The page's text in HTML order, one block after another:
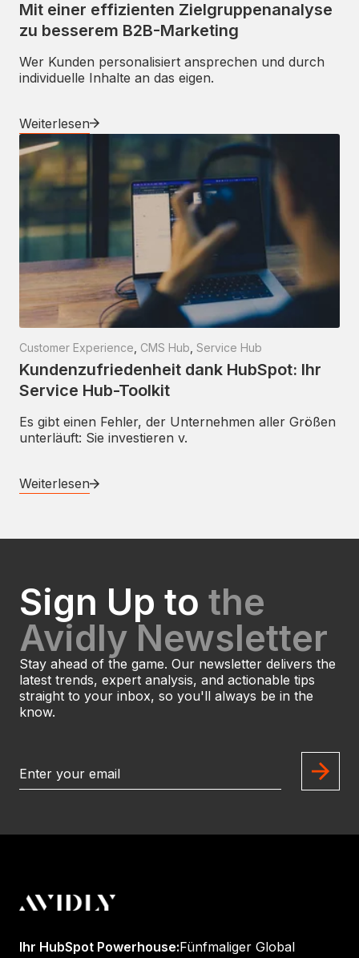
Mit einer effizienten Zielgruppenanalyse
zu besserem B2B-Marketing
Wer Kunden personalisiert ansprechen und durch
individuelle Inhalte an das eigen.
Weiterlesen
Customer Experience CMS Hub Service Hub
Kundenzufriedenheit dank HubSpot: Ihr
Service Hub-Toolkit
Es gibt einen Fehler, der Unternehmen aller Größen
unterläuft: Sie investieren v.
Weiterlesen
Sign Up to the
Avidly Newsletter
Stay ahead of the game. Our newsletter delivers the
latest trends, expert analysis, and actionable tips
straight to your inbox, so you'll always be in the
know.
Ihr HubSpot Powerhouse:Fünfmaliger Global